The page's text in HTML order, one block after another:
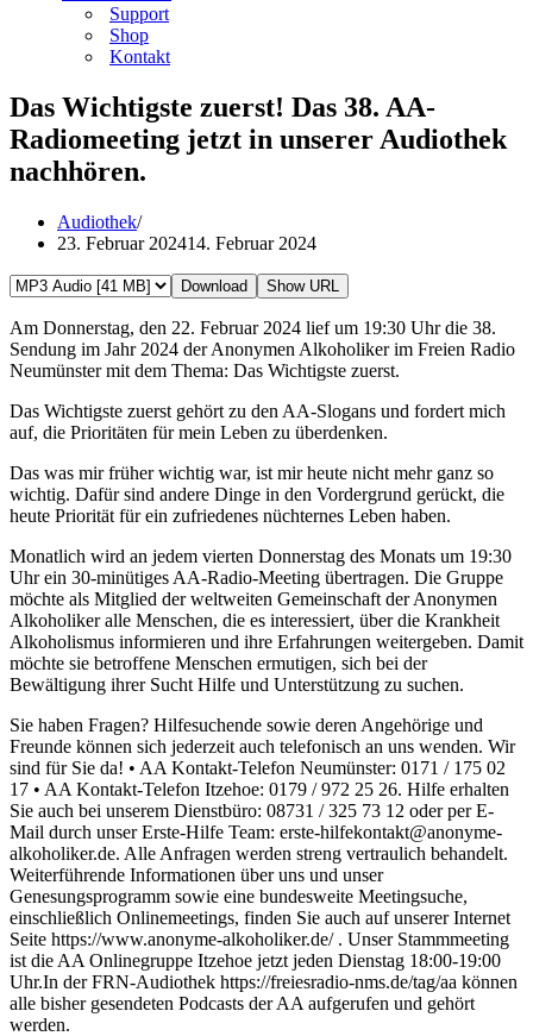
Support
Shop
Kontakt
Das Wichtigste zuerst! Das 38. AA-
Radiomeeting jetzt in unserer Audiothek
nachhören.
Audiothek
23. Februar 202414. Februar 2024
Download Show URL
Am Donnerstag, den 22. Februar 2024 lief um 19:30 Uhr die 38.
Sendung im Jahr 2024 der Anonymen Alkoholiker im Freien Radio
Neumünster mit dem Thema: Das Wichtigste zuerst.
Das Wichtigste zuerst gehört zu den AA-Slogans und fordert mich
auf, die Prioritäten für mein Leben zu überdenken.
Das was mir früher wichtig war, ist mir heute nicht mehr ganz so
wichtig. Dafür sind andere Dinge in den Vordergrund gerückt, die
heute Priorität für ein zufriedenes nüchternes Leben haben.
Monatlich wird an jedem vierten Donnerstag des Monats um 19:30
Uhr ein 30-minütiges AA-Radio-Meeting übertragen. Die Gruppe
möchte als Mitglied der weltweiten Gemeinschaft der Anonymen
Alkoholiker alle Menschen, die es interessiert, über die Krankheit
Alkoholismus informieren und ihre Erfahrungen weitergeben. Damit
möchte sie betroffene Menschen ermutigen, sich bei der
Bewältigung ihrer Sucht Hilfe und Unterstützung zu suchen.
Sie haben Fragen? Hilfesuchende sowie deren Angehörige und
Freunde können sich jederzeit auch telefonisch an uns wenden. Wir
sind für Sie da! • AA Kontakt-Telefon Neumünster: 0171 / 175 02
17 • AA Kontakt-Telefon Itzehoe: 0179 / 972 25 26. Hilfe erhalten
Sie auch bei unserem Dienstbüro: 08731 / 325 73 12 oder per E-
Mail durch unser Erste-Hilfe Team: erste-hilfekontakt@anonyme-
alkoholiker.de. Alle Anfragen werden streng vertraulich behandelt.
Weiterführende Informationen über uns und unser
Genesungsprogramm sowie eine bundesweite Meetingsuche,
einschließlich Onlinemeetings, finden Sie auch auf unserer Internet
Seite https://www.anonyme-alkoholiker.de/ . Unser Stammmeeting
ist die AA Onlinegruppe Itzehoe jetzt jeden Dienstag 18:00-19:00
Uhr.In der FRN-Audiothek https://freiesradio-nms.de/tag/aa können
alle bisher gesendeten Podcasts der AA aufgerufen und gehört
werden.